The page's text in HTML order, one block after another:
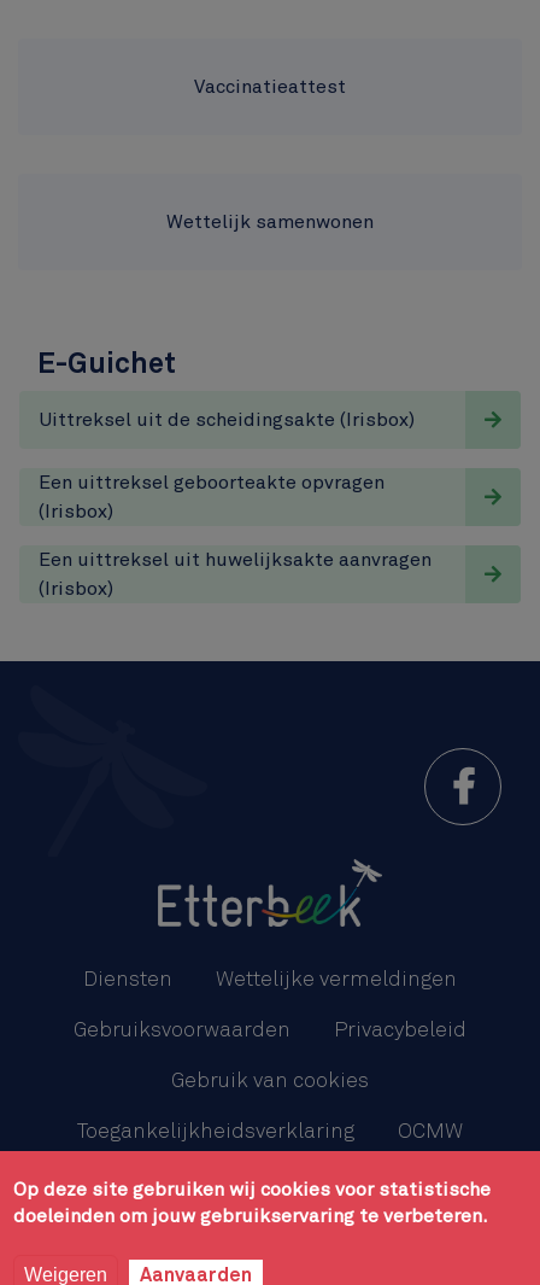
Vaccinatieattest
Wettelijk samenwonen
E-Guichet
Uittreksel uit de scheidingsakte (Irisbox)
Een uittreksel geboorteakte opvragen
(Irisbox)
Een uittreksel uit huwelijksakte aanvragen
(Irisbox)
Diensten Wettelijke vermeldingen
Gebruiksvoorwaarden Privacybeleid
Gebruik van cookies
Toegankelijkheidsverklaring OCMW
Sitemap
1040 Etterbeek - 02 627 21 11 - Développement
Op deze site gebruiken wij cookies voor statistische
doeleinden om jouw gebruikservaring te verbeteren.
Weigeren Aanvaarden